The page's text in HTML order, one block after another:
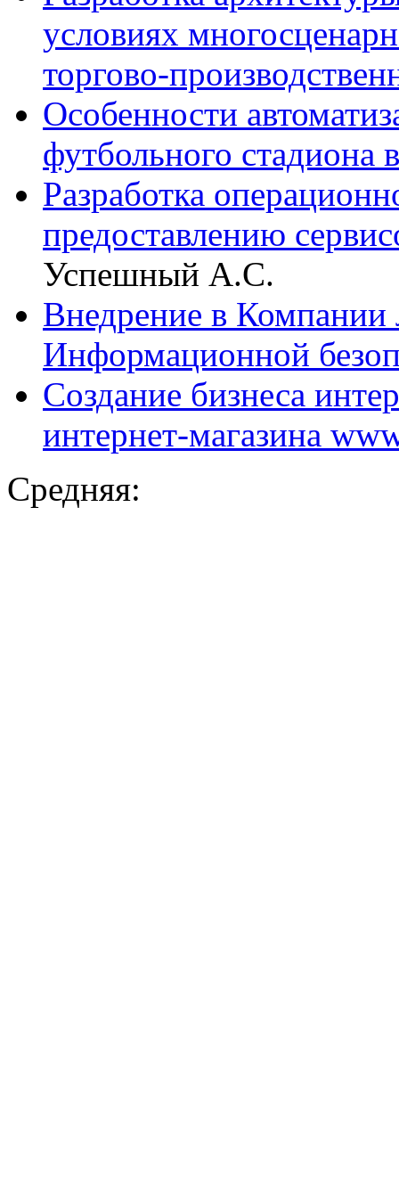
условиях
торгово-
Особенности
футбольного стадиона
Разработка
предоставлению
Успешный А.С.
Внедрение в
Информационной
Создание бизнеса
интернет-магазина
Средняя: